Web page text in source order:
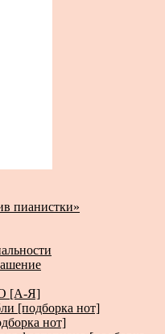
пианистки»
[А-Я]
[подборка нот]
нот]